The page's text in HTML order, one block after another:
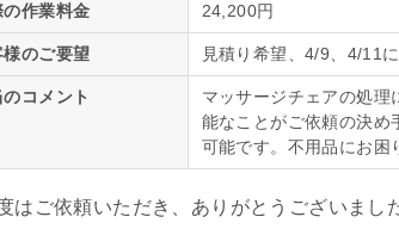
の作業料金 24,200円
様のご要望 見積り希望、4/9、4/11
コメント
マッサージチェアの処
能なことがご依頼の決め
可能です。不用品にお困
はご依頼いただき、ありがとうございまし